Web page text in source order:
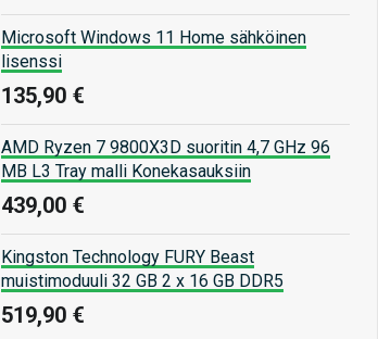
Microsoft Windows 11 Home sähköinen
lisenssi
135,90 €
AMD Ryzen 7 9800X3D suoritin 4,7 GHz 96
MB L3 Tray malli Konekasauksiin
439,00 €
Kingston Technology FURY Beast
muistimoduuli 32 GB 2 x 16 GB DDR5
519,90 €